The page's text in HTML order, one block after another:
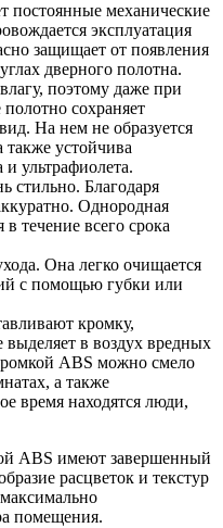
постоянные механические
эксплуатация
защищает от появления
дверного полотна.
поэтому даже при
сохраняет
На нем не образуется
устойчива
ультрафиолета.
стильно. Благодаря
Однородная
течение всего срока
Она легко очищается
с помощью губки или
кромку,
в воздух вредных
ABS можно смело
а также
время находятся люди,
ABS имеют завершенный
расцветок и текстур
помещения.